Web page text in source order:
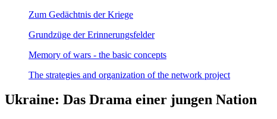
Zum Gedächtnis der Kriege
Grundzüge der Erinnerungsfelder
Memory of wars - the basic concepts
The strategies and organization of the network project
Ukraine: Das Drama einer jungen Nation